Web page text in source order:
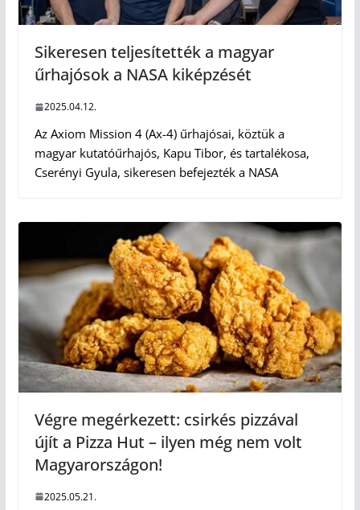
Sikeresen teljesítették a magyar
űrhajósok a NASA kiképzését
2025.04.12.
Az Axiom Mission 4 (Ax-4) űrhajósai, köztük a
magyar kutatóűrhajós, Kapu Tibor, és tartalékosa,
Cserényi Gyula, sikeresen befejezték a NASA
Végre megérkezett: csirkés pizzával
újít a Pizza Hut – ilyen még nem volt
Magyarországon!
2025.05.21.